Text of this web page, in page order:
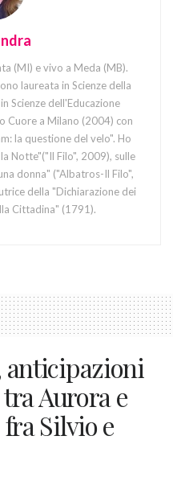
(MI) e vivo a Meda (MB).
laureata in Scienze della
Scienze dell'Educazione
Cuore a Milano (2004) con
la questione del velo". Ho
Notte"("Il Filo", 2009), sulle
donna" ("Albatros-Il Filo",
della "Dichiarazione dei
Cittadina" (1791).
anticipazioni
Aurora e
Silvio e